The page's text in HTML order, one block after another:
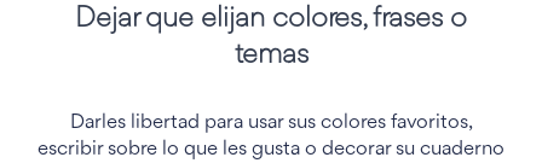
Dejar que elijan colores, frases o
temas
Darles libertad para usar sus colores favoritos,
escribir sobre lo que les gusta o decorar su cuaderno